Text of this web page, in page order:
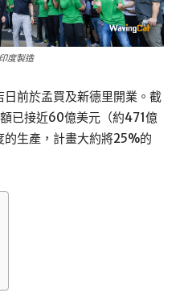
度製造
前於孟買及新德里開業。截
已接近60億美元（約471億
生產，計畫大約將25%的